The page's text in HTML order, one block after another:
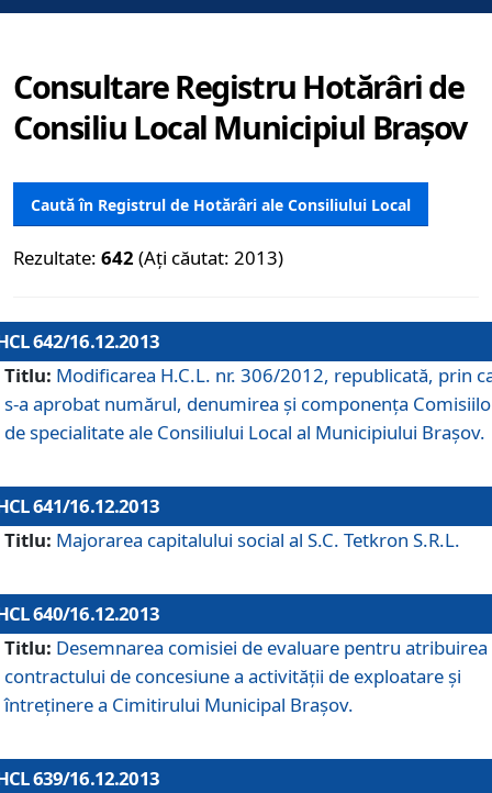
Consultare Registru Hotărâri de
Consiliu Local Municipiul Brașov
Caută în Registrul de Hotărâri ale Consiliului Local
Rezultate: 642 (Ați căutat: 2013)
642/16.12.2013
Titlu: Modificarea H.C.L. nr. 306/2012, republicată, prin
s-a aprobat numărul, denumirea şi componenţa
de specialitate ale Consiliului Local al Municipiului Braşov.
641/16.12.2013
Titlu: Majorarea capitalului social al S.C. Tetkron S.R.L.
640/16.12.2013
Titlu: Desemnarea comisiei de evaluare pentru atribuirea
contractului de concesiune a activităţii de exploatare şi
întreţinere a Cimitirului Municipal Braşov.
639/16.12.2013